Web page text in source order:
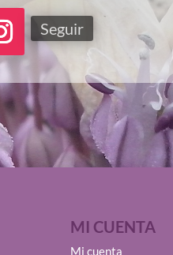
Seguir
MI CUENTA
Mi cuenta